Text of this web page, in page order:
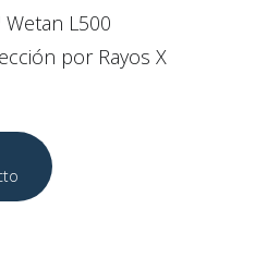
L500
por Rayos X